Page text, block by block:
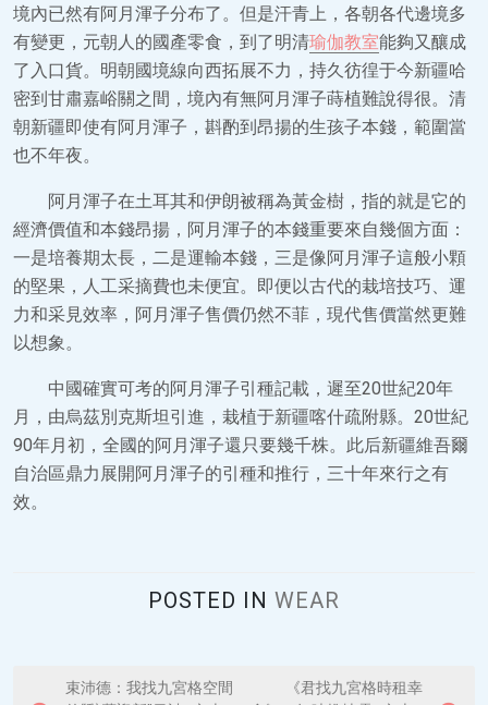
境內已然有阿月渾子分布了。但是汗青上，各朝各代邊境多
有變更，元朝人的國產零食，到了明清瑜伽教室能夠又釀成
了入口貨。明朝國境線向西拓展不力，持久彷徨于今新疆哈
密到甘肅嘉峪關之間，境內有無阿月渾子蒔植難說得很。清
朝新疆即使有阿月渾子，斟酌到昂揚的生孩子本錢，範圍當
也不年夜。
阿月渾子在土耳其和伊朗被稱為黃金樹，指的就是它的
經濟價值和本錢昂揚，阿月渾子的本錢重要來自幾個方面：
一是培養期太長，二是運輸本錢，三是像阿月渾子這般小顆
的堅果，人工采摘費也未便宜。即便以古代的栽培技巧、運
力和采見效率，阿月渾子售價仍然不菲，現代售價當然更難
以想象。
中國確實可考的阿月渾子引種記載，遲至20世紀20年
月，由烏茲別克斯坦引進，栽植于新疆喀什疏附縣。20世紀
90年月初，全國的阿月渾子還只要幾千株。此后新疆維吾爾
自治區鼎力展開阿月渾子的引種和推行，三十年來行之有
效。
POSTED IN WEAR
束沛德：我找九宮格空間
《君找九宮格時租幸